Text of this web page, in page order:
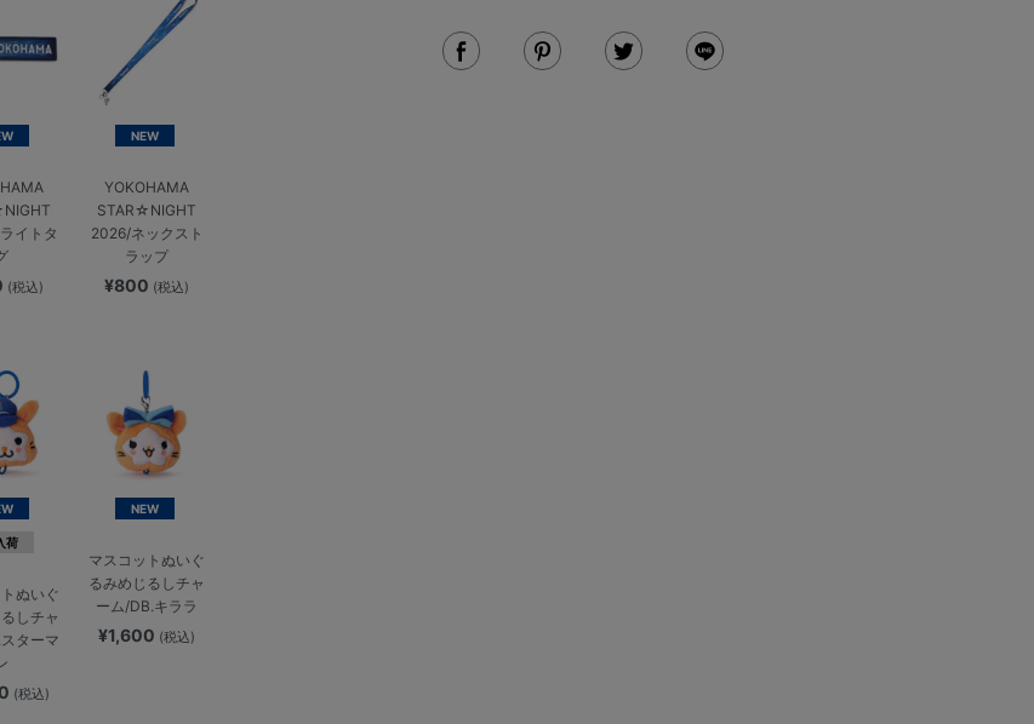
イトタ
(税込)
NEW
YOKOHAMA
STAR☆NIGHT
2026/ネックスト
ラップ
¥800 (税込)
荷
ぬいぐ
しチャ
ターマ
(税込)
NEW
マスコットぬいぐ
るみめじるしチャ
ーム/DB.キララ
¥1,600 (税込)